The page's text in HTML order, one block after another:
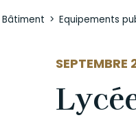
Bâtiment Equipements
SEPTEMBRE
AUTEUR